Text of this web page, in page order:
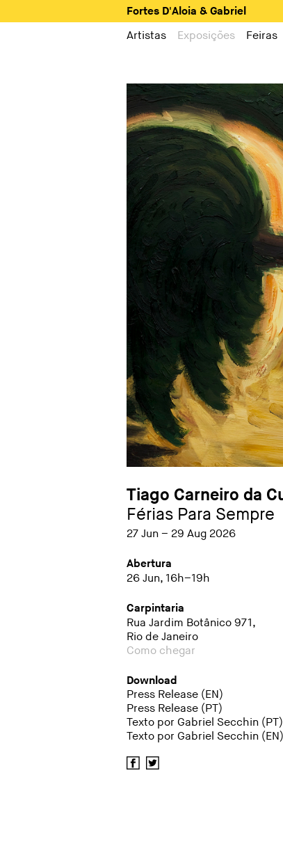
Fortes D'Aloia & Gabriel
Artistas Exposições Feiras
Tiago Carneiro da
Férias Para Sempre
27 Jun – 29 Aug 2026
Abertura
26 Jun, 16h–19h
Carpintaria
Rua Jardim Botânico 971,
Rio de Janeiro
Como chegar
Download
Press Release (EN)
Press Release (PT)
Texto por Gabriel Secchin (PT)
Texto por Gabriel Secchin (EN)